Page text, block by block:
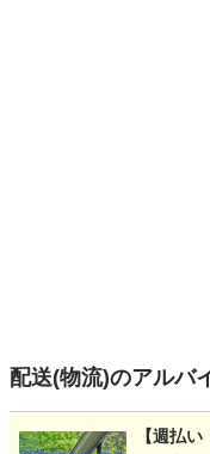
配送(物流)のアルバ
【週払